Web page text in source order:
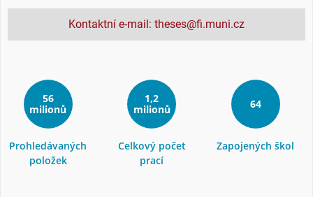
Kontaktní e-mail: theses@fi.muni.cz
56
milionů
Prohledávaných
položek
1,2
milionů
Celkový počet
prací
64
Zapojených škol